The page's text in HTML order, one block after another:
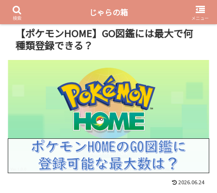
PR
【ポケモンHOME】GO図鑑には最大で何
種類登録できる？
2026.06.24
検索
じゃらの箱
メニュー